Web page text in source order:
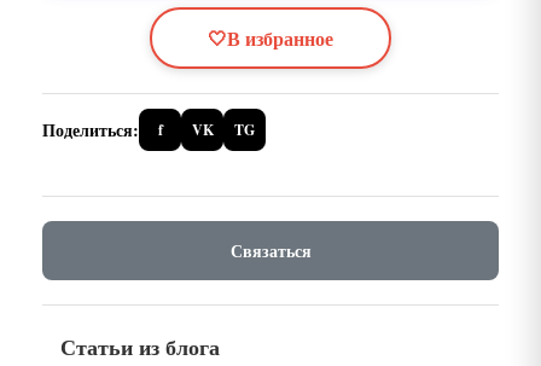
🤍В избранное
Поделиться: f VK TG
Связаться
Статьи из блога